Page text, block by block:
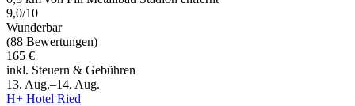
9,0/10
Wunderbar
(88 Bewertungen)
165 €
inkl. Steuern & Gebühren
13. Aug.–14. Aug.
H+ Hotel Ried